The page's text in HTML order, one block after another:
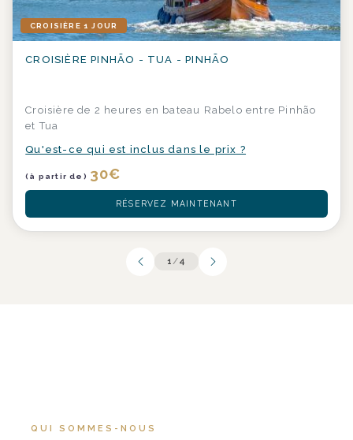
CROISIÈRE 1 JOUR
CROISIÈRE PINHÃO - TUA - PINHÃO
Croisière de 2 heures en bateau Rabelo entre Pinhão
et Tua
Qu'est-ce qui est inclus dans le prix ?
(à partir de) 30€
RÉSERVEZ MAINTENANT
1/4
QUI SOMMES-NOUS